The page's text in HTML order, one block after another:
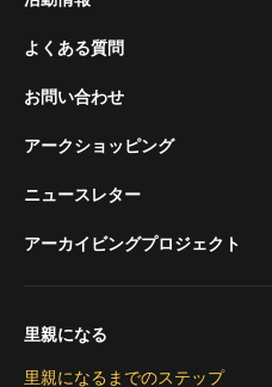
よくある質問
お問い合わせ
アークショッピング
ニュースレター
アーカイビングプロジェクト
里親になる
里親になるまでのステップ